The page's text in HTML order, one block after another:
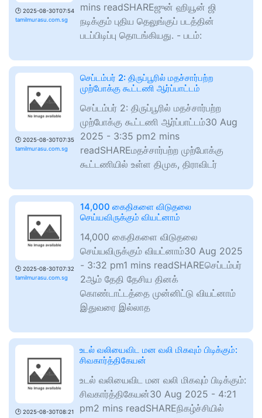
🕑 2025-08-30T07:54
tamilmurasu.com.sg
mins readSHAREஜுன் ஹியூன் ஜி
நடிக்கும் புதிய தெலுங்குப் படத்தின்
படப்பிடிப்பு தொடங்கியது. - படம்:
🕑 2025-08-30T07:35
tamilmurasu.com.sg
செப்டம்பர் 2: திருப்பூரில் மதச்சார்பற்ற
முற்போக்கு கூட்டணி ஆர்ப்பாட்டம்
செப்டம்பர் 2: திருப்பூரில் மதச்சார்பற்ற
முற்போக்கு கூட்டணி ஆர்ப்பாட்டம்30 Aug
2025 - 3:35 pm2 mins
readSHAREமதச்சார்பற்ற முற்போக்கு
கூட்டணியில் உள்ள திமுக, திராவிடர்
🕑 2025-08-30T07:32
tamilmurasu.com.sg
14,000 கைதிகளை விடுதலை
செய்யவிருக்கும் வியட்னாம்
14,000 கைதிகளை விடுதலை
செய்யவிருக்கும் வியட்னாம்30 Aug 2025
- 3:32 pm1 mins readSHAREசெப்டம்பர்
2ஆம் தேதி தேசிய தினக்
கொண்டாட்டத்தை முன்னிட்டு வியட்னாம்
இதுவரை இல்லாத
🕑 2025-08-30T08:21
உடல் வலியைவிட மன வலி மிகவும் பிடிக்கும்:
சிவகார்த்திகேயன்
உடல் வலியைவிட மன வலி மிகவும் பிடிக்கும்:
சிவகார்த்திகேயன்30 Aug 2025 - 4:21
pm2 mins readSHAREநிகழ்ச்சியில்